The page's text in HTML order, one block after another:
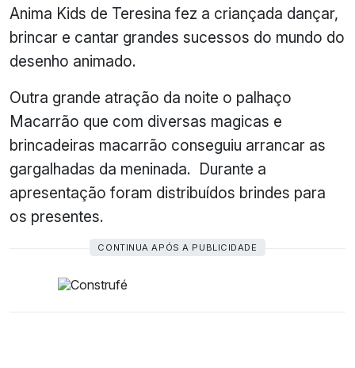
Anima Kids de Teresina fez a criançada dançar,
brincar e cantar grandes sucessos do mundo do
desenho animado.
Outra grande atração da noite o palhaço
Macarrão que com diversas magicas e
brincadeiras macarrão conseguiu arrancar as
gargalhadas da meninada. Durante a
apresentação foram distribuídos brindes para
os presentes.
CONTINUA APÓS A PUBLICIDADE